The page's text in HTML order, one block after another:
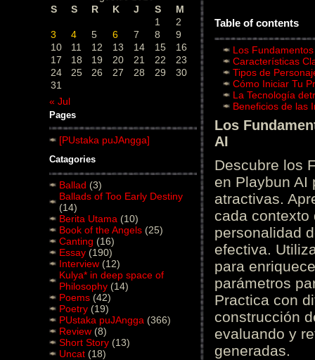
S
S R K J S
M
1
2
3
4 5 6 7 8
9
10
11 12 13 14 15
16
17
18 19 20 21 22
23
24
25 26 27 28 29
30
31
« Jul
Pages
[PUstaka puJAngga]
Catagories
Ballad (3)
Ballads of Too Early Destiny
(14)
Berita Utama (10)
Book of the Angels (25)
Canting (16)
Essay (190)
Interview (12)
Kulya* in deep space of
Philosophy (14)
Poems (42)
Poetry (19)
PUstaka puJAngga (366)
Review (8)
Short Story (13)
Uncat (18)
Table of contents
Los
Características
Tipos de
Cómo Iniciar Tu
La Tecnología
Beneficios de las
Los
AI
Descubre los
en Playbun AI
atractivas.
cada contexto
personalidad
efectiva.
para
parámetros
Practica con
construcción
evaluando y
generadas.